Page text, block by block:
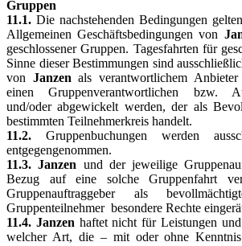
Gruppen
11.1. Die nachstehenden Bedingungen
Allgemeinen Geschäftsbedingungen von
geschlossener Gruppen. Tagesfahrten für
Sinne dieser Bestimmungen sind
von Janzen als verantwortlichem
einen Gruppenverantwortlichen bzw.
und/oder abgewickelt werden, der als
bestimmten Teilnehmerkreis handelt.
11.2. Gruppenbuchungen werden
entgegengenommen.
11.3. Janzen und der jeweilige
Bezug auf eine solche Gruppenfahrt
Gruppenauftraggeber als
Gruppenteilnehmer besondere Rechte
11.4. Janzen haftet nicht für Leistungen
welcher Art, die – mit oder ohne